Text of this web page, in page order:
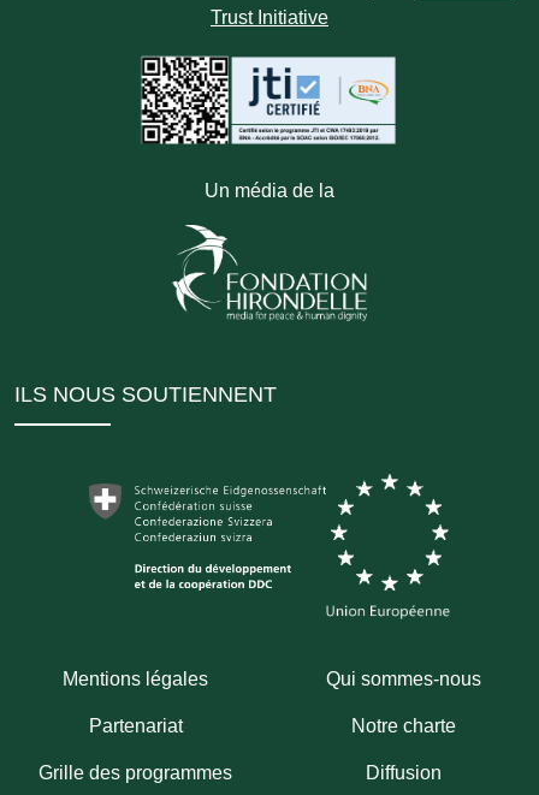
Trust Initiative
Un média de la
ILS NOUS SOUTIENNENT
Mentions légales Qui sommes-nous
Partenariat Notre charte
Grille des programmes Diffusion